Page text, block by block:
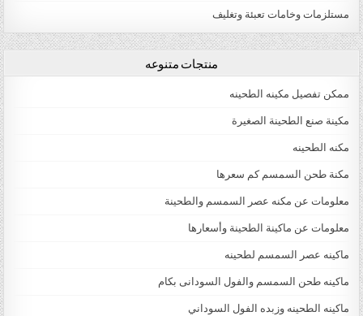
مستلزمات وخامات تعبئة وتغليف
منتجات متنوعه
ممكن تفصيل مكينه الطحينه
مكينة صنع الطحينة الصغيرة
مكنه الطحينه
مكنة طحن السمسم كم سعرها
معلومات عن مكنه عصر السمسم والطحينة
معلومات عن ماكينة الطحينة وأسعارها
ماكينه عصر السمسم لطحينه
ماكينه طحن السمسم والفول السودانى بكام
ماكينه الطحينه وزبده الفول السوداني